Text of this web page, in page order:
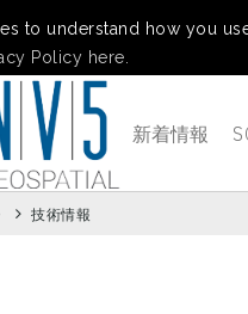
to understand how you
Policy here.
新着情報
技術情報